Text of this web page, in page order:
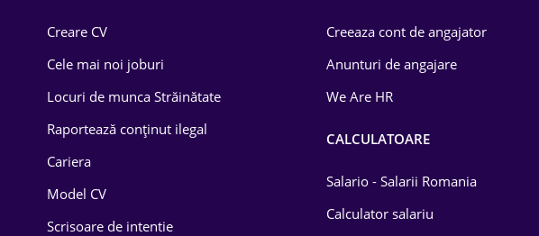
Drept
Educație / Training
Energetică
Farma
Creare CV
Cele mai noi joburi
Locuri de munca Străinătate
Raportează conținut ilegal
Cariera
Model CV
Scrisoare de intentie
Creeaza cont de angajator
Anunturi de angajare
We Are HR
CALCULATOARE
Salario - Salarii Romania
Calculator salariu